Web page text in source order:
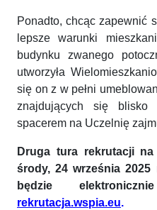
Ponadto, chcąc zapewnić
lepsze warunki
budynku zwanego
utworzyła
się on z w pełni
znajdujących się blisko
spacerem na Uczelnię
Druga tura rekrutacji
środy, 24 września
będzie
rekrutacja.wspia.eu.